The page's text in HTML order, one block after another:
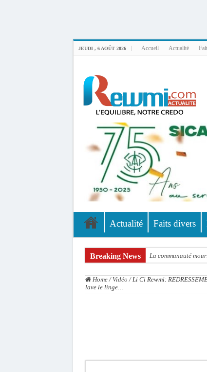
JEUDI , 6 AOÛT 2026 Accueil Actualité
Actualité Faits divers
Breaking News La communauté
Home / Vidéo / Li Ci Rewmi:
lave le linge…